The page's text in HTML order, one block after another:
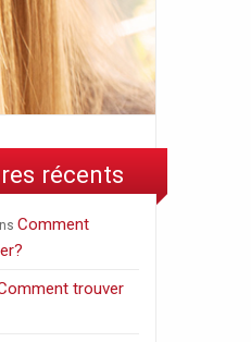
récents
Comment
trouver